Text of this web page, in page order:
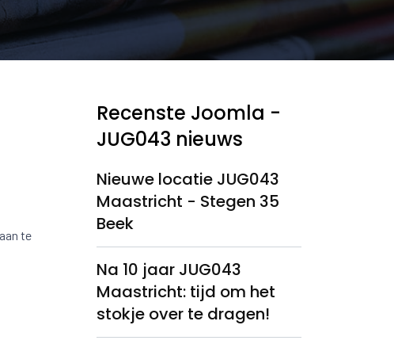
aan te
Recenste Joomla -
JUG043 nieuws
Nieuwe locatie JUG043
Maastricht - Stegen 35
Beek
Na 10 jaar JUG043
Maastricht: tijd om het
stokje over te dragen!